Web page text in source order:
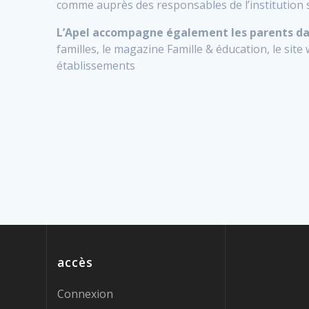
comme auprès des responsables de
L’Apel accompagne également les parents
familles, le magazine Famille & éducation, le
établissements
accès
Connexion